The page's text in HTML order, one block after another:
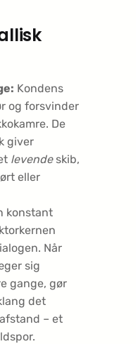
Kondens
og forsvinder
De
giver
levendeskib,
eller
konstant
Når
sig
gange, gør
det
– et